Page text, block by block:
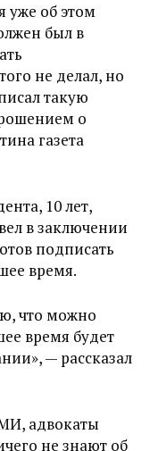
уже об этом
был в
не делал, но
такую
о
газета
10 лет,
в заключении
подписать
время.
что можно
время будет
— рассказал
адвокаты
не знают об